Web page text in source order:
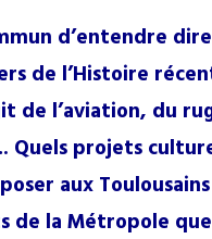
d’entendre
de l’Histoire
de l’aviation, du
Quels projets
aux
de la Métropole